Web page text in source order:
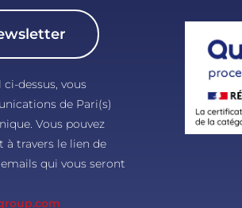
dessus, vous
de Pari(s)
Vous pouvez
travers le lien de
qui vous seront